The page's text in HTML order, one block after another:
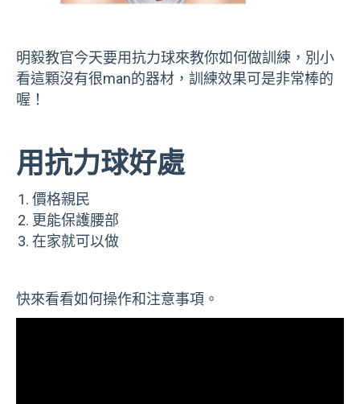
明毅教官今天要用抗力球來教你如何做訓練，別小
看這顆沒有很man的器材，訓練效果可是非常棒的
喔！
用抗力球好處
價格親民
更能保護腰部
在家就可以做
快來看看如何操作和注意事項。